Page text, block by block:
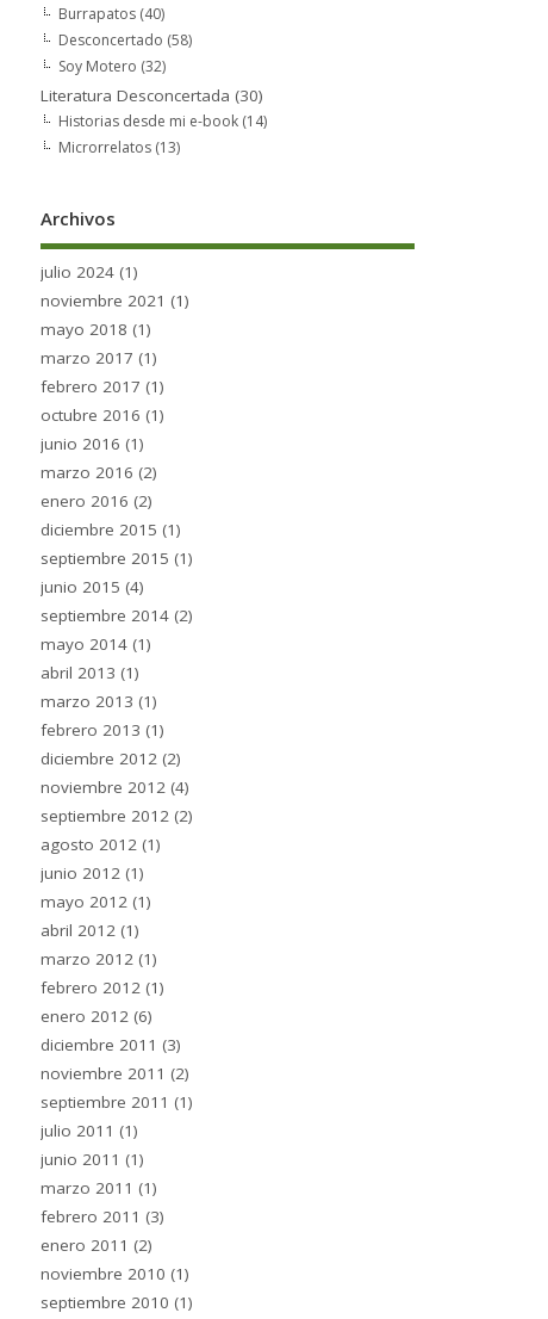
Burrapatos (40)
Desconcertado (58)
Soy Motero (32)
Literatura Desconcertada (30)
Historias desde mi e-book (14)
Microrrelatos (13)
Archivos
julio 2024 (1)
noviembre 2021 (1)
mayo 2018 (1)
marzo 2017 (1)
febrero 2017 (1)
octubre 2016 (1)
junio 2016 (1)
marzo 2016 (2)
enero 2016 (2)
diciembre 2015 (1)
septiembre 2015 (1)
junio 2015 (4)
septiembre 2014 (2)
mayo 2014 (1)
abril 2013 (1)
marzo 2013 (1)
febrero 2013 (1)
diciembre 2012 (2)
noviembre 2012 (4)
septiembre 2012 (2)
agosto 2012 (1)
junio 2012 (1)
mayo 2012 (1)
abril 2012 (1)
marzo 2012 (1)
febrero 2012 (1)
enero 2012 (6)
diciembre 2011 (3)
noviembre 2011 (2)
septiembre 2011 (1)
julio 2011 (1)
junio 2011 (1)
marzo 2011 (1)
febrero 2011 (3)
enero 2011 (2)
noviembre 2010 (1)
septiembre 2010 (1)